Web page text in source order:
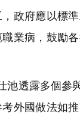
政府應以標
業病，鼓勵
透露多個參
外國做法如